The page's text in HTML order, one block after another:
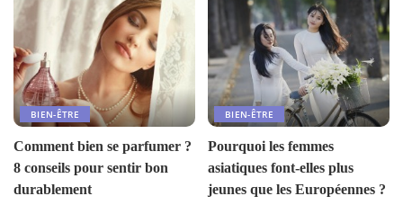
BIEN-ÊTRE
Comment bien se parfumer ?
8 conseils pour sentir bon
durablement
BIEN-ÊTRE
Pourquoi les femmes
asiatiques font-elles plus
jeunes que les Européennes ?